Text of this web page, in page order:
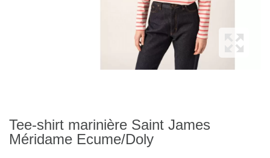
Tee-shirt marinière Saint James
Méridame Ecume/Doly